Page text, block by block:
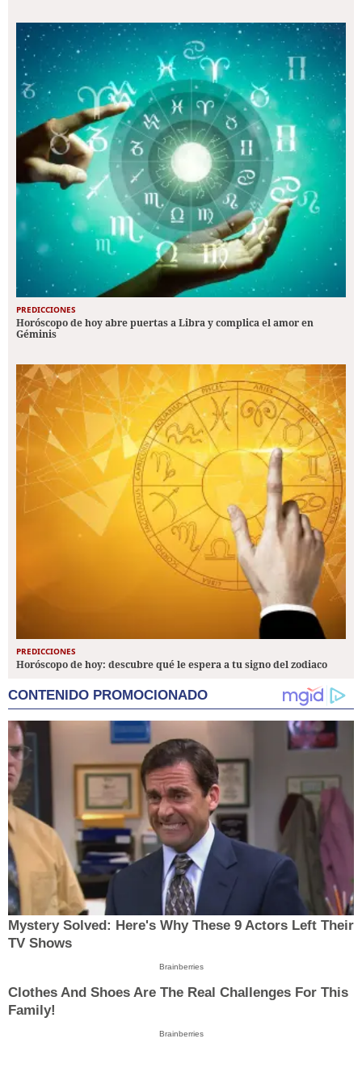
PREDICCIONES
Horóscopo de hoy abre puertas a Libra y complica el amor en
Géminis
PREDICCIONES
Horóscopo de hoy: descubre qué le espera a tu signo del zodiaco
CONTENIDO PROMOCIONADO
Mystery Solved: Here's Why These 9 Actors Left Their
TV Shows
Brainberries
Clothes And Shoes Are The Real Challenges For This
Family!
Brainberries